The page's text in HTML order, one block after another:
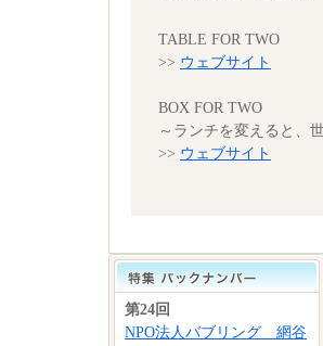
TABLE FOR TWO
>> ウェブサイト
BOX FOR TWO
～ランチを変えると、
>> ウェブサイト
第24回
NPO法人バブリング 網谷